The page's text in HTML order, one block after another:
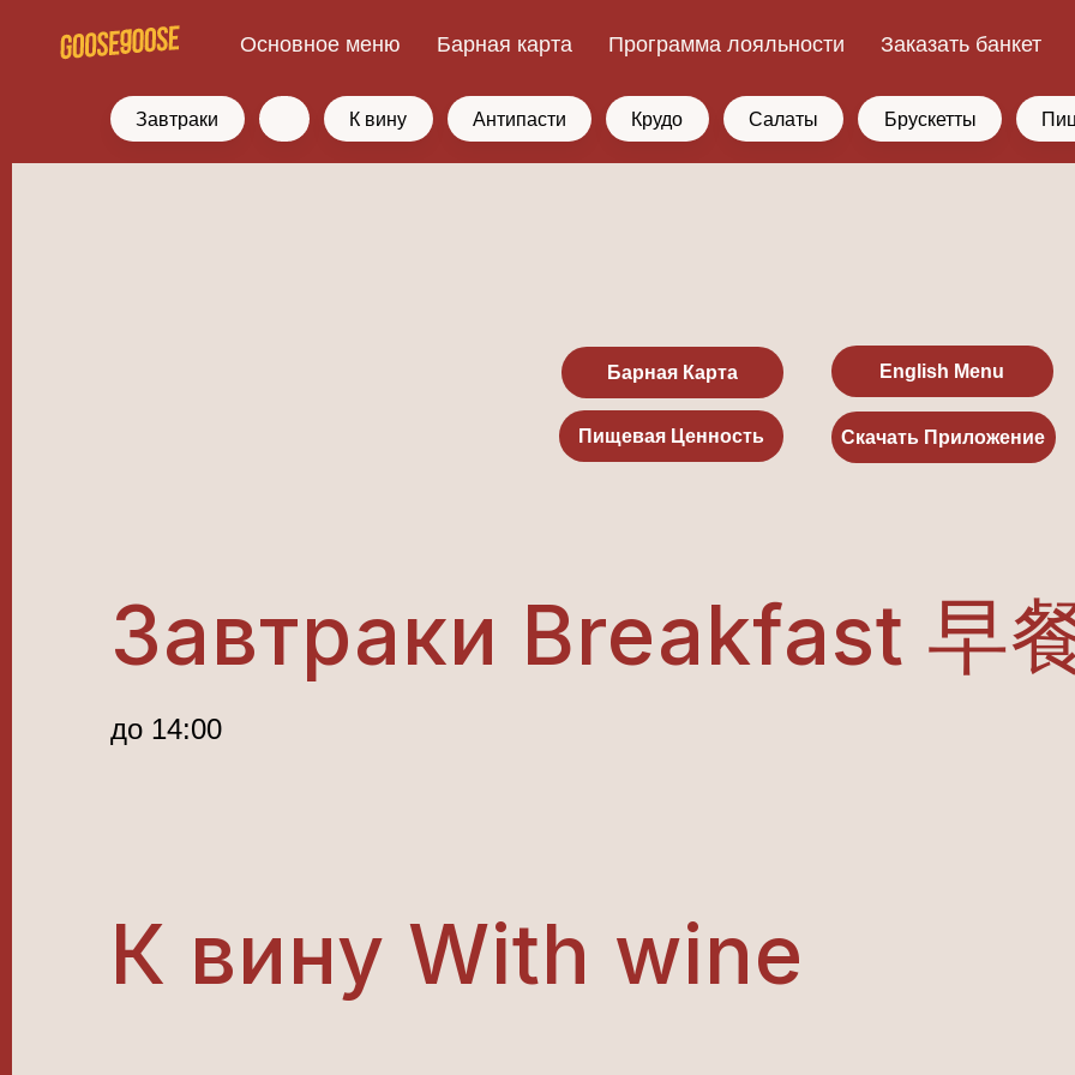
Основное меню Барная карта Программа лояльности Заказать банкет
Завтраки К вину Антипасти Крудо Салаты Брускетты
Пищевая Ценность Скачать Приложение
Барная Карта English Menu
Завтраки Breakfast 早
до 14:00
К вину With wine